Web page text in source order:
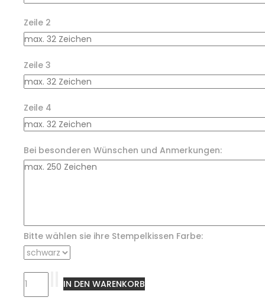
Zeile 2
Zeile 3
Zeile 4
Bei besonderen Wünschen und Anmerkungen:
Bitte wählen sie ihre Stempelkissen Farbe: